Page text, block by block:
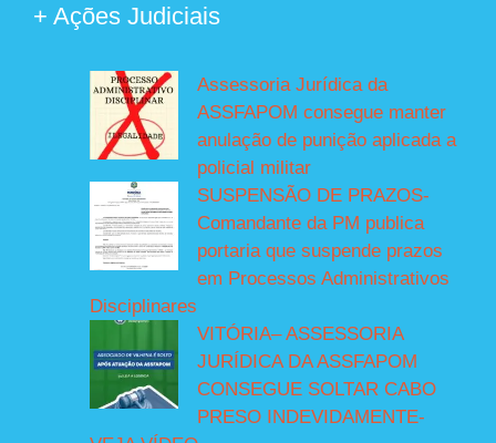
+ Ações Judiciais
Assessoria Jurídica da
ASSFAPOM consegue manter
anulação de punição aplicada a
policial militar
SUSPENSÃO DE PRAZOS-
Comandante da PM publica
portaria que suspende prazos
em Processos Administrativos
Disciplinares
VITÓRIA– ASSESSORIA
JURÍDICA DA ASSFAPOM
CONSEGUE SOLTAR CABO
PRESO INDEVIDAMENTE-